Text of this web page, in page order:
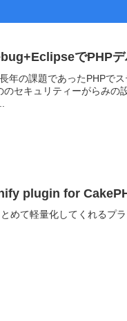
でPHPデ
年の課題であったPHPで
のセキュリティーがらみ
plugin for
めて軽量化してくれるプ